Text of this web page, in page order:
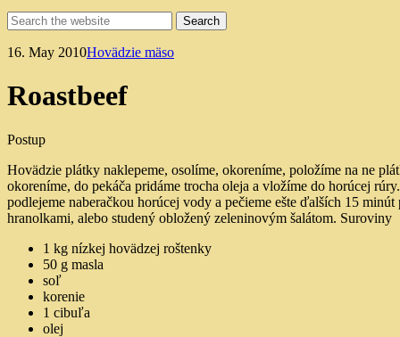
16. May 2010Hovädzie mäso
Roastbeef
Postup
Hovädzie plátky naklepeme, osolíme, okoreníme, položíme na ne
okoreníme, do pekáča pridáme trocha oleja a vložíme do horúcej
podlejeme naberačkou horúcej vody a pečieme ešte ďalších 15
hranolkami, alebo studený obložený zeleninovým šalátom. Suroviny
1 kg nízkej hovädzej roštenky
50 g masla
soľ
korenie
1 cibuľa
olej